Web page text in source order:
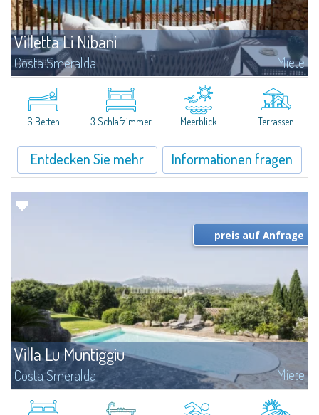
Villetta Li Nibani
Costa Smeralda Miete
​A few steps from the Bay of Piccolo Pevero, Villetta Li Nibani is located in a
quiet condo with breathtaking views of the sea of Costa Smeralda, in a
strategic position to reach the beach in a few minutes' walk.The...
6 Betten 3 Schlafzimmer Meerblick Terrassen
Entdecken Sie mehr Informationen fragen
Villa Lu Muntiggiu
Costa Smeralda Miete
​Splendid villa surrounded by greenery on the hill of Mirialveda, halfway
between Capriccioli and San Pantaleo.Villa Lu Muntiggiu is a large stazzo
preis auf Anfrage